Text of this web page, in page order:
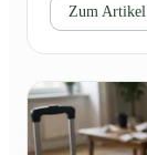
Zum Artikel